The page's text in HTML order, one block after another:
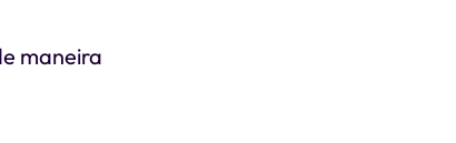
maneira